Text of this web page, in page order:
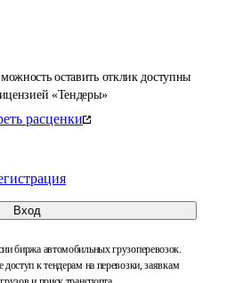
оставить отклик доступны
«Тендеры»
расценки
Вход
биржа автомобильных грузоперевозок.
доступ к тендерам на перевозки, заявкам